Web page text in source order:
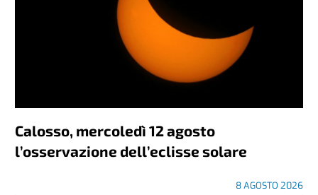
Calosso, mercoledì 12 agosto
l’osservazione dell’eclisse solare
8 AGOSTO 2026